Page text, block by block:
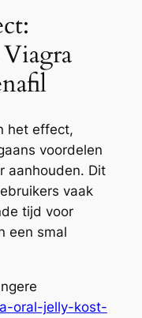
het effect,
voordelen
aanhouden. Dit
vaak
tijd voor
een smal
oral-jelly-kost-